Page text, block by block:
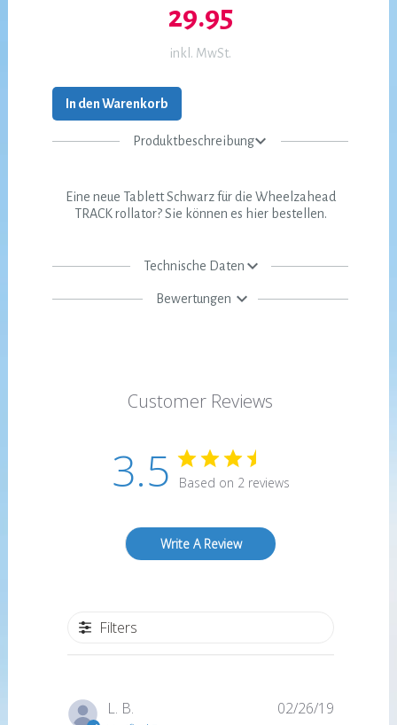
29.95
inkl. MwSt.
In den Warenkorb
Produktbeschreibung
Eine neue Tablett Schwarz für die Wheelzahead
TRACK rollator? Sie können es hier bestellen.
Technische Daten
Bewertungen
Customer Reviews
3.5 Based on 2 reviews
Write A Review
Filters
L. B.
Published
02/26/19